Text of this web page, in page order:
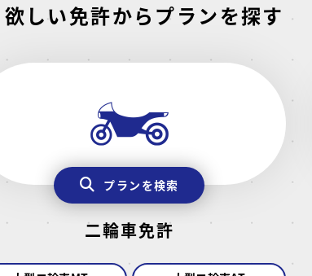
欲しい免許からプランを探す
プランを検索
二輪車免許